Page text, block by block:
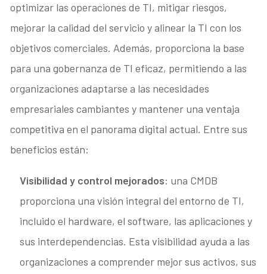
optimizar las operaciones de TI, mitigar riesgos,
mejorar la calidad del servicio y alinear la TI con los
objetivos comerciales. Además, proporciona la base
para una gobernanza de TI eficaz, permitiendo a las
organizaciones adaptarse a las necesidades
empresariales cambiantes y mantener una ventaja
competitiva en el panorama digital actual. Entre sus
beneficios están:
Visibilidad y control mejorados: una CMDB
proporciona una visión integral del entorno de TI,
incluido el hardware, el software, las aplicaciones y
sus interdependencias. Esta visibilidad ayuda a las
organizaciones a comprender mejor sus activos, sus